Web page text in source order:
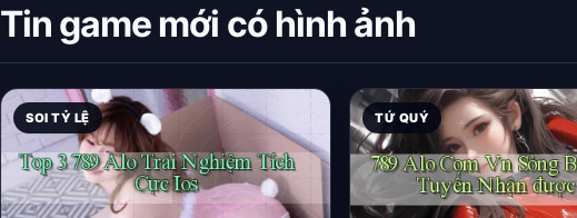
Tin game mới có hình ảnh
SOI TỶ LỆ TỨ QUÝ